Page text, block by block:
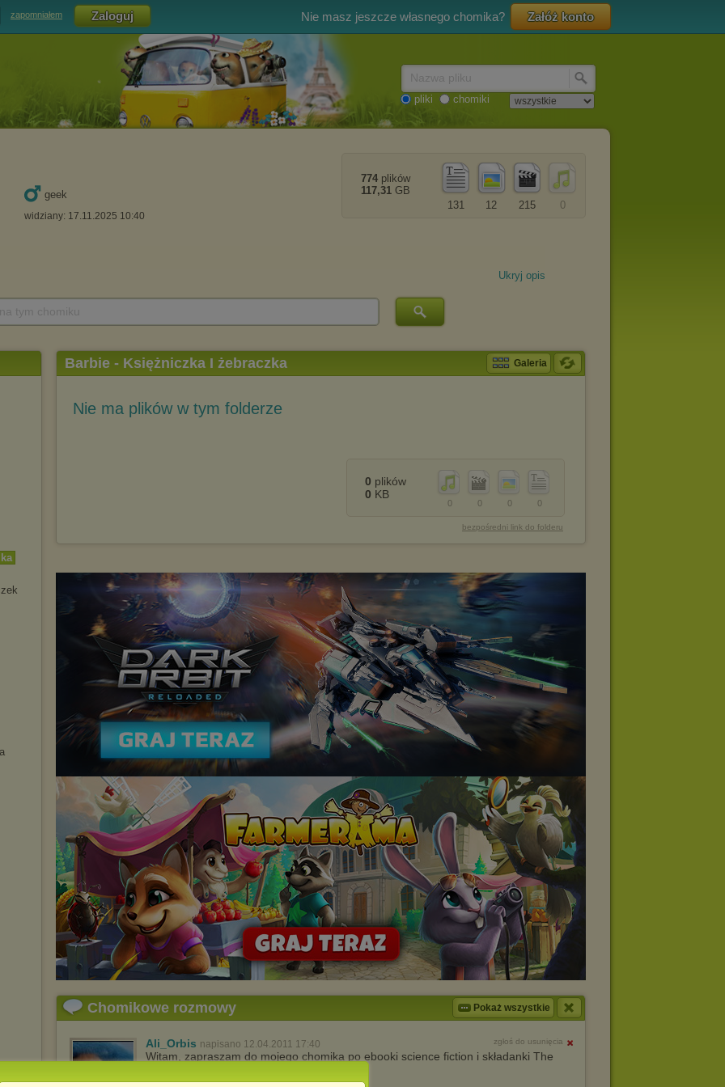
zapomniałem Nie masz jeszcze własnego chomika? Załóż konto
pliki chomiki
geek
widziany: 17.11.2025 10:40
0
215
12
131
774 plików
117,31 GB
Ukryj opis
Barbie - Księżniczka I żebraczka Galeria
Nie ma plików w tym folderze
0
0
0
0
0 plików
0 KB
bezpośredni link do folderu
Chomikowe rozmowy Pokaż wszystkie
Ali_Orbis napisano 12.04.2011 17:40 zgłoś do usunięcia
Witam, zapraszam do mojego chomika po ebooki science fiction i składanki The